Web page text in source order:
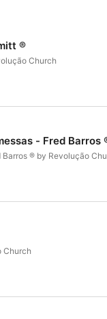
®️
Church
- Fred Barros
®️ by Revolução
Church